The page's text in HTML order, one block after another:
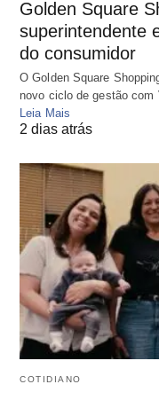
Golden Square
superintendente
do consumidor
O Golden Square
novo ciclo de gestão
Leia Mais
2 dias atrás
COTIDIANO